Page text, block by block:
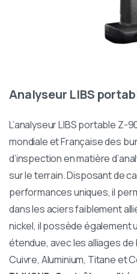
Analyseur LIBS
L’analyseur LIBS portable Z-
mondiale et Française des
d’inspection en matière
sur le terrain. Disposant de
performances uniques, il
dans les aciers faiblement
nickel, il possède également
étendue, avec les alliages de
Cuivre, Aluminium, Titane et